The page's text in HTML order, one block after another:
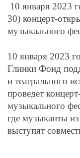
10 января 2023
30) концерт-
музыкального
10 января 2023
Глинки Фонд
и театрального
проведет
музыкального
где музыканты
выступят